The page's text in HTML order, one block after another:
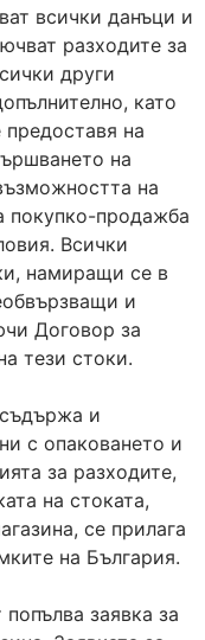
всички данъци и
разходите за
други
като
на
на
на
покупко-продажба
Всички
намиращи се в
и
Договор за
тези стоки.
и
с опаковането и
за разходите,
на стоката,
се прилага
на България.
заявка за